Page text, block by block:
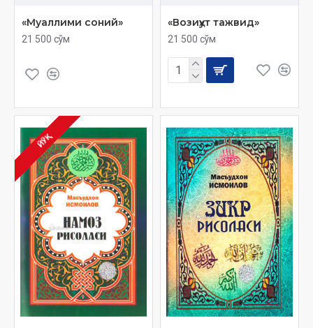
«Муаллими соний»
21 500 сўм
«Возиҳут тажвид»
21 500 сўм
ЙЎҚ